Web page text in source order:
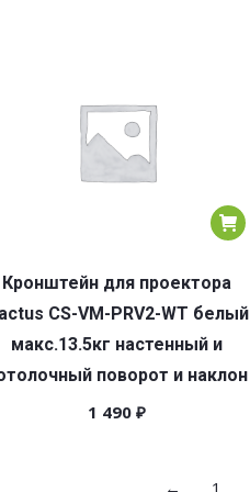
Кронштейн для проектора
CS-VM-PRV2-WT белый
макс.13.5кг настенный и
поворот и наклон
1 490 ₽
← 1